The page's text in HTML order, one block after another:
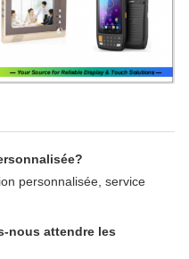
personnalisée, service
nous attendre les